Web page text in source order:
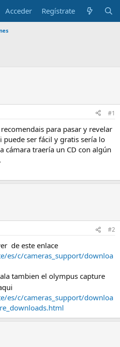
Acceder Regístrate
#1
para pasar y revelar
puede ser fácil y gratis sería lo
cámara traería un CD con algún
#2
de este enlace
es/c/cameras_support/downloa
tambien el olympus capture
es/c/cameras_support/downloa